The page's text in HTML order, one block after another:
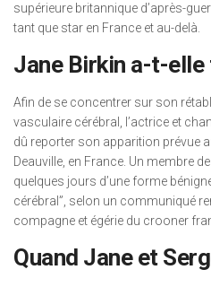
supérieure britannique d’après-
tant que star en France et au-delà.
Jane Birkin a-t-elle
Afin de se concentrer sur son
vasculaire cérébral, l’actrice et
dû reporter son apparition prévue
Deauville, en France. Un membre
quelques jours d’une forme
cérébral”, selon un communiqué
compagne et égérie du crooner
Quand Jane et